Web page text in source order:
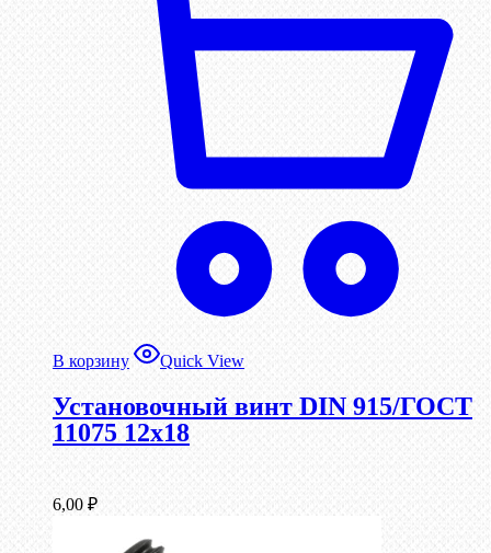
В корзину Quick View
Установочный винт DIN 915/ГОСТ
11075 12х18
6,00 ₽